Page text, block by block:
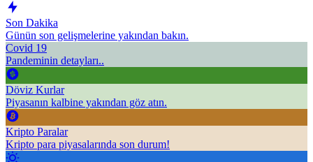
Son Dakika
Günün son gelişmelerine yakından bakın.
Covid 19
Pandeminin detayları..
Döviz Kurlar
Piyasanın kalbine yakından göz atın.
Kripto Paralar
Kripto para piyasalarında son durum!